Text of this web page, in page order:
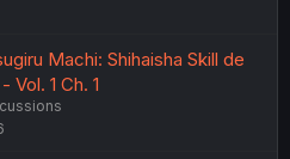
Machi: Shihaisha Skill de
Vol. 1 Ch. 1